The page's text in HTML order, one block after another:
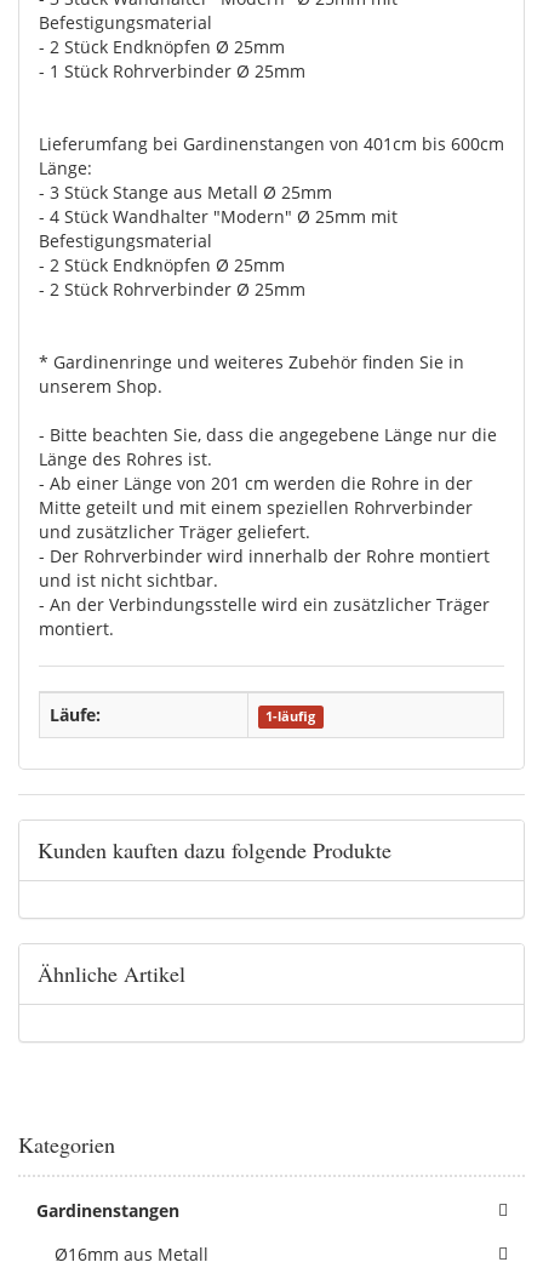
Befestigungsmaterial
- 2 Stück Endknöpfen Ø 25mm
- 1 Stück Rohrverbinder Ø 25mm
Lieferumfang bei Gardinenstangen von 401cm bis 600cm
Länge:
- 3 Stück Stange aus Metall Ø 25mm
- 4 Stück Wandhalter "Modern" Ø 25mm mit
Befestigungsmaterial
- 2 Stück Endknöpfen Ø 25mm
- 2 Stück Rohrverbinder Ø 25mm
* Gardinenringe und weiteres Zubehör finden Sie in
unserem Shop.
- Bitte beachten Sie, dass die angegebene Länge nur die
Länge des Rohres ist.
- Ab einer Länge von 201 cm werden die Rohre in der
Mitte geteilt und mit einem speziellen Rohrverbinder
und zusätzlicher Träger geliefert.
- Der Rohrverbinder wird innerhalb der Rohre montiert
und ist nicht sichtbar.
- An der Verbindungsstelle wird ein zusätzlicher Träger
montiert.
Läufe: 1-läufig
Kunden kauften dazu folgende Produkte
Ähnliche Artikel
Kategorien
Gardinenstangen
Ø16mm aus Metall